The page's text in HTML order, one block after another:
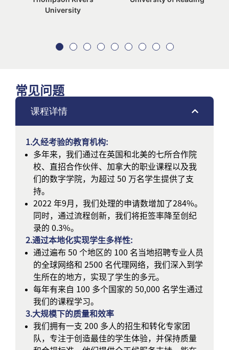
University
常见问题
课程详情
1.久经考验的教育机构:
多年来，我们通过在英国和北美的七所合作院
校、直招合作伙伴、加拿大的职业课程以及我
们的数字学院，为超过 50 万名学生提供了支
持。
2022 年9月，我们处理的申请数增加了284%。
同时，通过流程创新，我们将拒签率降至创纪
录的 0.3%。
2.通过本地化实现学生多样性:
通过遍布 50 个地区的 100 名当地招聘专业人员
的全球网络和 2500 名代理网络，我们深入到学
生所在的地方，实现了学生的多元。
每年有来自 100 多个国家的 50,000 名学生通过
我们的课程学习。
3.大规模下的质量和效率
我们拥有一支 200 多人的招生和转化专家团
队，专注于创造最佳的学生体验，并保持质量